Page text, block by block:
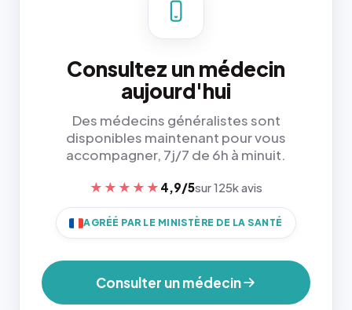
Consultez un médecin
aujourd'hui
Des médecins généralistes sont
disponibles maintenant pour vous
accompagner, 7j/7 de 6h à minuit.
★★★★★ 4,9/5sur 125k avis
AGRÉÉ PAR LE MINISTÈRE DE LA SANTÉ
Consulter un médecin